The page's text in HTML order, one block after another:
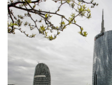
Metsola, 'il popolo della